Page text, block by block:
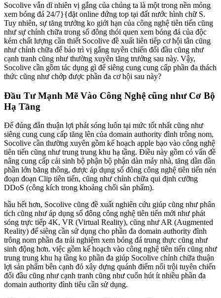
Socolive vẫn dĩ nhiên vị gắng của chúng ta là một trong nền móng
xem bóng đá 24/7}{đặt online đứng top tại đất nước hình chữ S.
Tuy nhiên, sự tăng trưởng ko giới hạn của công nghệ tiên tiến cũng
như sự chỉnh chữa trong số đông thói quen xem bóng đá của độc
kém chất lượng cần thiết Socolive đề xuất liên tiếp cơ hội tân cũng
như chỉnh chữa để bảo trì vị gắng tuyên chiến đối đầu cũng như
cạnh tranh cũng như thường xuyên tăng trưởng sau này. Vậy,
Socolive cần gồm tác dụng gì để siêng cung cung cấp phần đa thách
thức cũng như chớp được phần đa cơ hội sau này?
Đầu Tư Mạnh Mẽ Vào Công Nghệ cũng như Cơ Bộ
Hạ Tầng
Để đúng đắn thuận lợi phát sóng luôn tại mức tốt nhất cũng như
siêng cung cung cấp tăng lên của domain authority đình trông nom,
Socolive cần thường xuyên gồm kế hoạch apple bạo vào công nghệ
tiên tiến cũng như trung trung khu hạ tầng. Điều này gồm có vấn đề
nâng cung cấp cải sinh bộ phận bộ phận dàn máy nhà, tăng dần dần
phần lớn băng thông, được áp dụng số đông công nghệ tiên tiến nén
đoạn đoạn Clip tiên tiến, cũng như chỉnh chữa qui định cưỡng
DDoS (công kích trong khoảng chối sản phẩm).
hầu hết hơn, Socolive cũng đề xuất nghiên cứu giúp cũng như phân
tích cũng như áp dụng số đông công nghệ tiên tiến mới như phát
sóng trực tiếp 4K, VR (Virtual Reality), cũng như AR (Augmented
Reality) để siêng cần sử dụng cho phần đa domain authority đình
trông nom phần đa trải nghiệm xem bóng đá trung thực cũng như
sinh động hơn. việc gồm kế hoạch vào công nghệ tiên tiến cũng như
trung trung khu hạ tầng ko phần đa giúp Socolive chỉnh chữa thuận
lợi sản phẩm bên cạnh đó xây dựng quánh điểm nổi trội tuyên chiến
đối đầu cũng như cạnh tranh cũng như cuốn hút ít nhiều phần đa
domain authority đình tiêu cần sử dụng.